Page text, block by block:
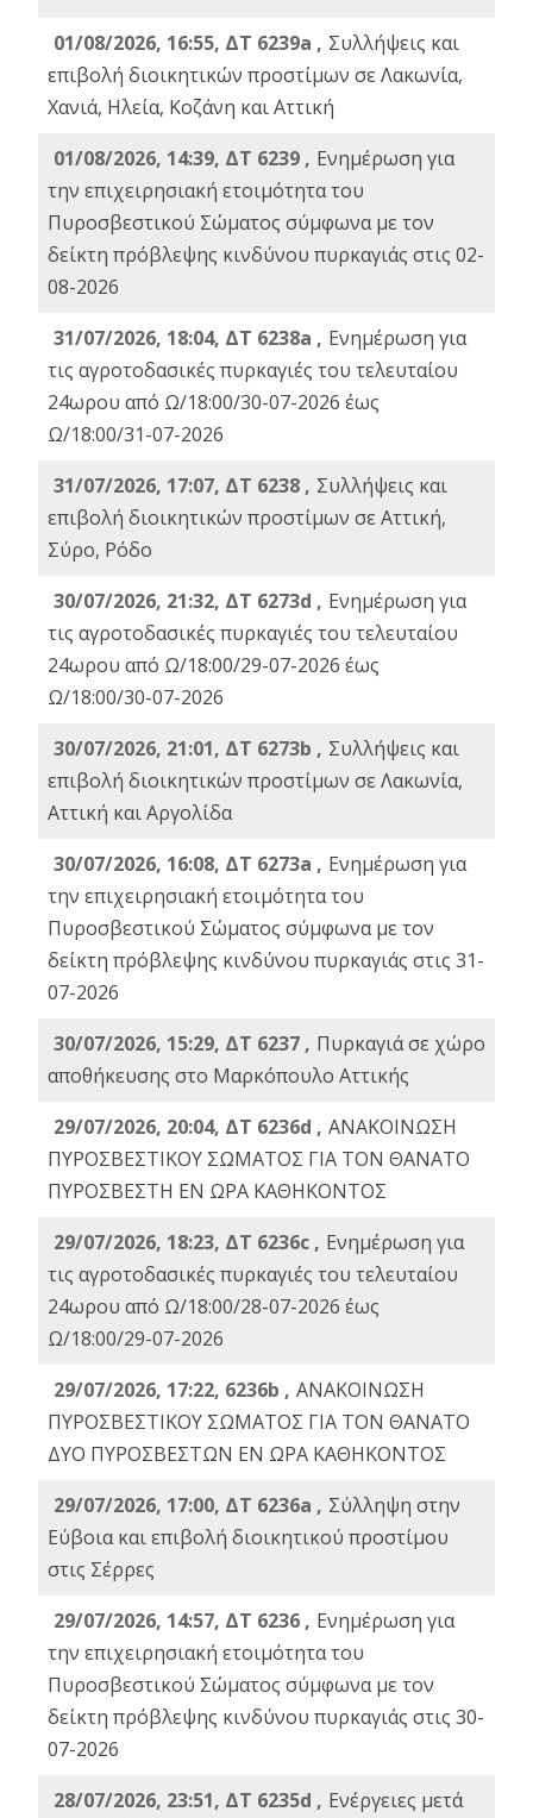
01/08/2026, 16:55, ΔΤ 6239a , Συλλήψεις και
επιβολή διοικητικών προστίμων σε Λακωνία,
Χανιά, Ηλεία, Κοζάνη και Αττική
01/08/2026, 14:39, ΔΤ 6239 , Ενημέρωση για
την επιχειρησιακή ετοιμότητα του
Πυροσβεστικού Σώματος σύμφωνα με τον
δείκτη πρόβλεψης κινδύνου πυρκαγιάς στις 02-
08-2026
31/07/2026, 18:04, ΔΤ 6238a , Ενημέρωση για
τις αγροτοδασικές πυρκαγιές του τελευταίου
24ωρου από Ω/18:00/30-07-2026 έως
Ω/18:00/31-07-2026
31/07/2026, 17:07, ΔΤ 6238 , Συλλήψεις και
επιβολή διοικητικών προστίμων σε Αττική,
Σύρο, Ρόδο
30/07/2026, 21:32, ΔΤ 6273d , Ενημέρωση για
τις αγροτοδασικές πυρκαγιές του τελευταίου
24ωρου από Ω/18:00/29-07-2026 έως
Ω/18:00/30-07-2026
30/07/2026, 21:01, ΔΤ 6273b , Συλλήψεις και
επιβολή διοικητικών προστίμων σε Λακωνία,
Αττική και Αργολίδα
30/07/2026, 16:08, ΔΤ 6273a , Ενημέρωση για
την επιχειρησιακή ετοιμότητα του
Πυροσβεστικού Σώματος σύμφωνα με τον
δείκτη πρόβλεψης κινδύνου πυρκαγιάς στις 31-
07-2026
30/07/2026, 15:29, ΔΤ 6237 , Πυρκαγιά σε χώρο
αποθήκευσης στο Μαρκόπουλο Αττικής
29/07/2026, 20:04, ΔΤ 6236d , ΑΝΑΚΟΙΝΩΣΗ
ΠΥΡΟΣΒΕΣΤΙΚΟΥ ΣΩΜΑΤΟΣ ΓΙΑ ΤΟΝ ΘΑΝΑΤΟ
ΠΥΡΟΣΒΕΣΤΗ ΕΝ ΩΡΑ ΚΑΘΗΚΟΝΤΟΣ
29/07/2026, 18:23, ΔΤ 6236c , Ενημέρωση για
τις αγροτοδασικές πυρκαγιές του τελευταίου
24ωρου από Ω/18:00/28-07-2026 έως
Ω/18:00/29-07-2026
29/07/2026, 17:22, 6236b , ΑΝΑΚΟΙΝΩΣΗ
ΠΥΡΟΣΒΕΣΤΙΚΟΥ ΣΩΜΑΤΟΣ ΓΙΑ ΤΟΝ ΘΑΝΑΤΟ
ΔΥΟ ΠΥΡΟΣΒΕΣΤΩΝ ΕΝ ΩΡΑ ΚΑΘΗΚΟΝΤΟΣ
29/07/2026, 17:00, ΔΤ 6236a , Σύλληψη στην
Εύβοια και επιβολή διοικητικού προστίμου
στις Σέρρες
29/07/2026, 14:57, ΔΤ 6236 , Ενημέρωση για
την επιχειρησιακή ετοιμότητα του
Πυροσβεστικού Σώματος σύμφωνα με τον
δείκτη πρόβλεψης κινδύνου πυρκαγιάς στις 30-
07-2026
28/07/2026, 23:51, ΔΤ 6235d , Ενέργειες μετά